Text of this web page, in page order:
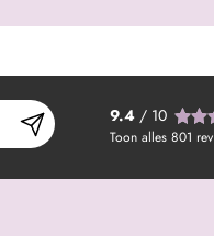
9.4/ 10
Toon alles 801